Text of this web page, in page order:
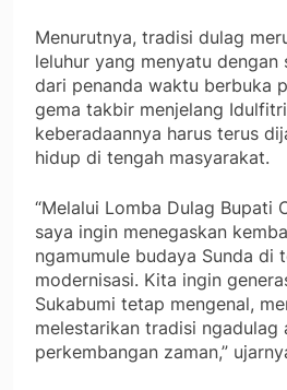
Menurutnya, tradisi dulag
leluhur yang menyatu dengan
dari penanda waktu berbuka
gema takbir menjelang
keberadaannya harus terus
hidup di tengah masyarakat.
“Melalui Lomba Dulag Bupati
saya ingin menegaskan
ngamumule budaya Sunda di
modernisasi. Kita ingin
Sukabumi tetap mengenal,
melestarikan tradisi
perkembangan zaman,”